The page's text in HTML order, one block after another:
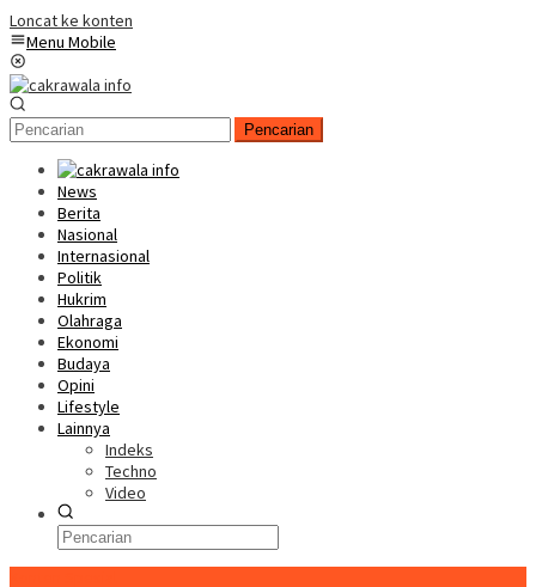
Loncat ke konten
Menu Mobile
Pencarian
News
Berita
Nasional
Internasional
Politik
Hukrim
Olahraga
Ekonomi
Budaya
Opini
Lifestyle
Lainnya
Indeks
Techno
Video